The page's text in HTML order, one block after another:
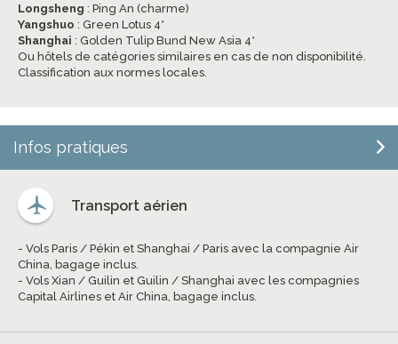
Longsheng : Ping An (charme)
Yangshuo : Green Lotus 4*
Shanghai : Golden Tulip Bund New Asia 4*
Ou hôtels de catégories similaires en cas de non disponibilité.
Classification aux normes locales.
Infos pratiques
Transport aérien
- Vols Paris / Pékin et Shanghai / Paris avec la compagnie Air
China, bagage inclus.
- Vols Xian / Guilin et Guilin / Shanghai avec les compagnies
Capital Airlines et Air China, bagage inclus.